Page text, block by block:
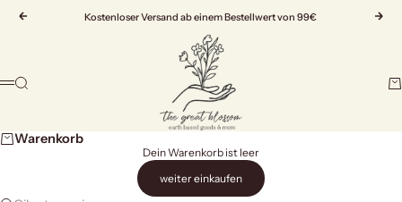
Zurück
Kostenloser Versand ab einem Bestellwert von 99€
Vor
The Great Blossom
Menü
Suche
Warenkorb
Dein Warenkorb ist leer
weiter einkaufen